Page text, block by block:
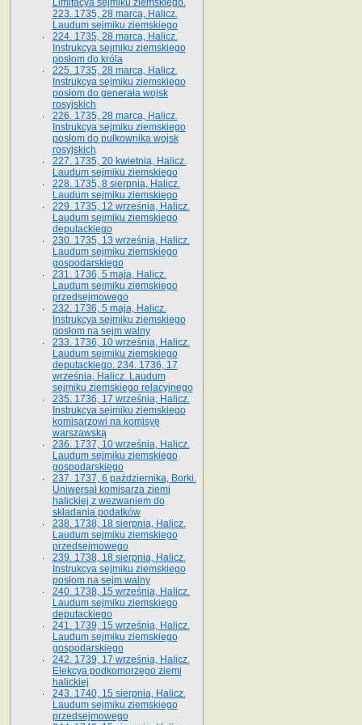
Limitacya sejmiku ziemskiego.
223. 1735, 28 marca, Halicz.
Laudum sejmiku ziemskiego
224. 1735, 28 marca, Halicz.
Instrukcya sejmiku ziemskiego
posłom do króla
225. 1735, 28 marca, Halicz.
Instrukcya sejmiku ziemskiego
posłom do generała wojsk
rosyjskich
226. 1735, 28 marca, Halicz.
Instrukcya sejmiku ziemskiego
posłom do pułkownika wojsk
rosyjskich
227. 1735, 20 kwietnia, Halicz.
Laudum sejmiku ziemskiego
228. 1735, 8 sierpnia, Halicz.
Laudum sejmiku ziemskiego
229. 1735, 12 września, Halicz.
Laudum sejmiku ziemskiego
deputackiego
230. 1735, 13 września, Halicz.
Laudum sejmiku ziemskiego
gospodarskiego
231. 1736, 5 maja, Halicz.
Laudum sejmiku ziemskiego
przedsejmowego
232. 1736, 5 maja, Halicz.
Instrukcya sejmiku ziemskiego
posłom na sejm walny
233. 1736, 10 września, Halicz.
Laudum sejmiku ziemskiego
deputackiego. 234. 1736, 17
września, Halicz. Laudum
sejmiku ziemskiego relacyjnego
235. 1736, 17 września, Halicz.
Instrukcya sejmiku ziemskiego
komisarzowi na komisyę
warszawską
236. 1737, 10 września, Halicz.
Laudum sejmiku ziemskiego
gospodarskiego
237. 1737, 6 października, Borki.
Uniwersał komisarza ziemi
halickiej z wezwaniem do
składania podatków
238. 1738, 18 sierpnia, Halicz.
Laudum sejmiku ziemskiego
przedsejmowego
239. 1738, 18 sierpnia, Halicz.
Instrukcya sejmiku ziemskiego
posłom na sejm walny
240. 1738, 15 września, Halicz.
Laudum sejmiku ziemskiego
deputackiego
241. 1739, 15 września, Halicz.
Laudum sejmiku ziemskiego
gospodarskiego
242. 1739, 17 września, Halicz.
Elekcya podkomorzego ziemi
halickiej
243. 1740, 15 sierpnia, Halicz.
Laudum sejmiku ziemskiego
przedsejmowego